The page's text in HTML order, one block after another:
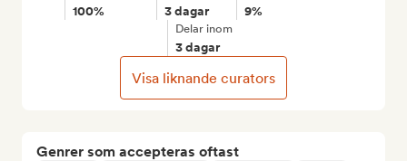
Genrer som accepteras oftast
100% 3 dagar 9%
Delar inom
3 dagar
Visa liknande curators